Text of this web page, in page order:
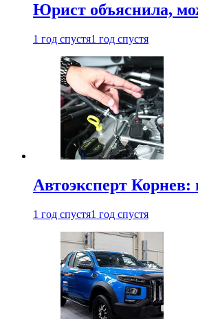
Юрист объяснила,
1 год спустя1 год спустя
Автоэксперт Корнев:
1 год спустя1 год спустя